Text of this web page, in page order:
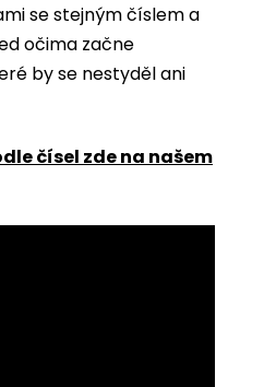
se stejným číslem a
očima začne
by se nestyděl ani
čísel zde na našem